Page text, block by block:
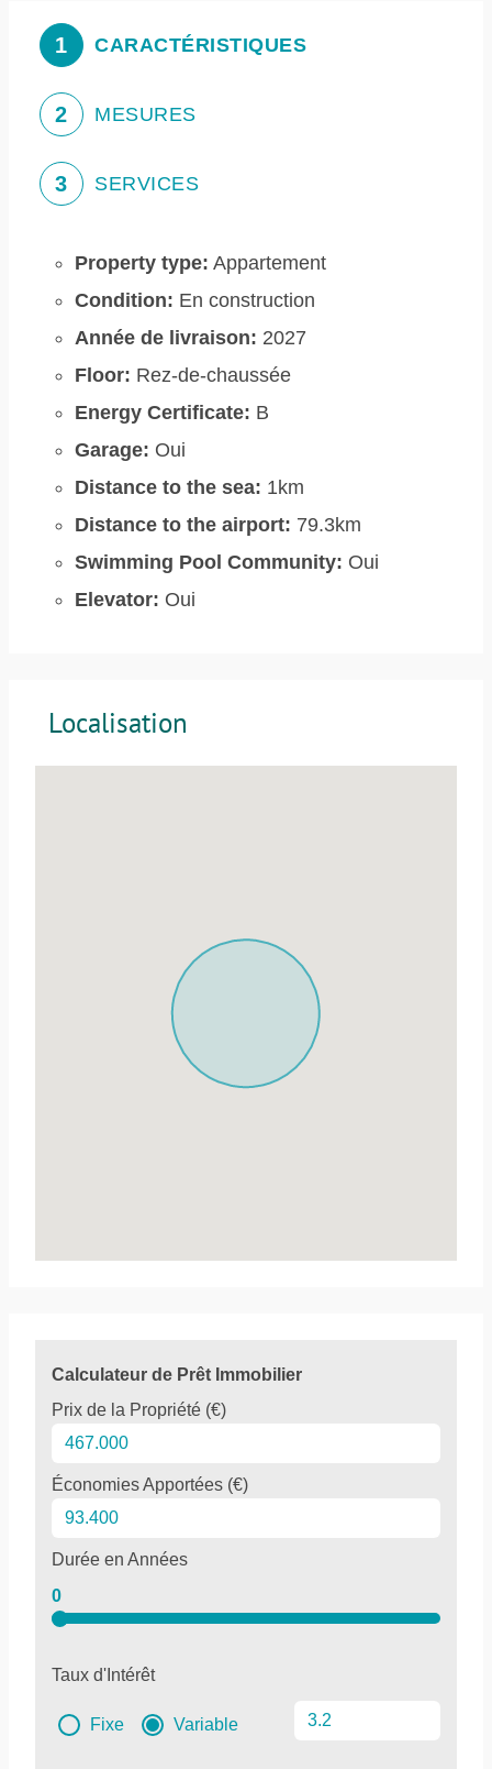
1 CARACTÉRISTIQUES
2 MESURES
3 SERVICES
Property type: Appartement
Condition: En construction
Année de livraison: 2027
Floor: Rez-de-chaussée
Energy Certificate: B
Garage: Oui
Distance to the sea: 1km
Distance to the airport: 79.3km
Swimming Pool Community: Oui
Elevator: Oui
Localisation
Calculateur de Prêt Immobilier
Prix de la Propriété (€)
Économies Apportées (€)
Durée en Années
0
Taux d'Intérêt
Fixe Variable